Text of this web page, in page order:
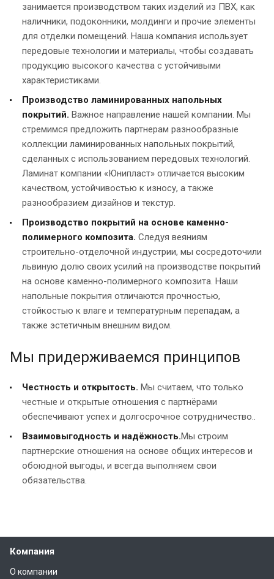
занимается производством таких изделий из ПВХ, как
наличники, подоконники, молдинги и прочие элементы
для отделки помещений. Наша компания использует
передовые технологии и материалы, чтобы создавать
продукцию высокого качества с устойчивыми
характеристиками.
Производство ламинированных напольных
покрытий. Важное направление нашей компании. Мы
стремимся предложить партнерам разнообразные
коллекции ламинированных напольных покрытий,
сделанных с использованием передовых технологий.
Ламинат компании «Юнипласт» отличается высоким
качеством, устойчивостью к износу, а также
разнообразием дизайнов и текстур.
Производство покрытий на основе каменно-
полимерного композита. Следуя веяниям
строительно-отделочной индустрии, мы сосредоточили
львиную долю своих усилий на производстве покрытий
на основе каменно-полимерного композита. Наши
напольные покрытия отличаются прочностью,
стойкостью к влаге и температурным перепадам, а
также эстетичным внешним видом.
Мы придерживаемся принципов
Честность и открытость. Мы считаем, что только
честные и открытые отношения с партнёрами
обеспечивают успех и долгосрочное сотрудничество..
Взаимовыгодность и надёжность.Мы строим
партнерские отношения на основе общих интересов и
обоюдной выгоды, и всегда выполняем свои
обязательства.
Компания
О компании